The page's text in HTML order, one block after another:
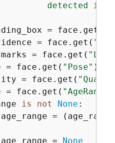
detected in
= face.get(
= face.get(
= face.get(
= face.get(
"Pose" )
= face.get(
= face.get(
"AgeRange"
is not None :
=
=
None